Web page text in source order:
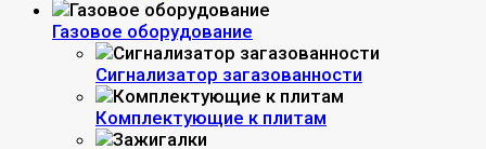
Газовое оборудование
Сигнализатор загазованности
Комплектующие к плитам